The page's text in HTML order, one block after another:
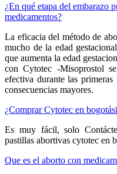
¿En qué etapa del embarazo
medicamentos?
La eficacia del método de
mucho de la edad
que aumenta la edad
con Cytotec -Misoprostol
efectiva durante las primeras
consecuencias mayores.
¿Comprar Cytotec en
Es muy fácil, solo
pastillas abortivas cytotec en
Que es el aborto con